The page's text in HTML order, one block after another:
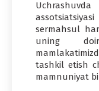
sermahsul
uning
tashkil etish
mamnuniyat